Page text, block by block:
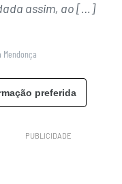
assim, ao […]
Mendonça
preferida